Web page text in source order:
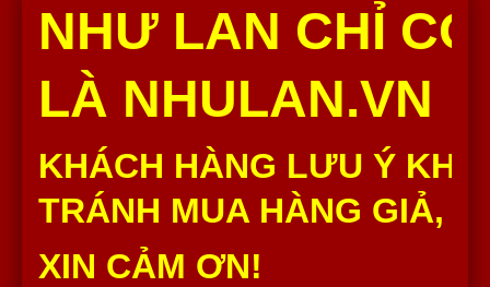
BAGET LỚN
Baget Lớn Như Lan thành phần
nguyên liệu đều được chọn lọc
từ những nhà...
20,000 Đ
Thêm vào giỏ
CUA KẸP CHẢ LỤA
Cua kẹp chả lụa Như Lan thành
chọn lọc từ những...
35,000 Đ
Thêm vào giỏ
NHƯ LAN CHỈ
LÀ NHULAN.VN
KHÁCH HÀNG LƯU Ý
TRÁNH MUA HÀNG GIẢ,
XIN CẢM ƠN!